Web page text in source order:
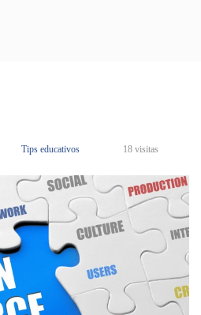
Tips educativos 18 visitas